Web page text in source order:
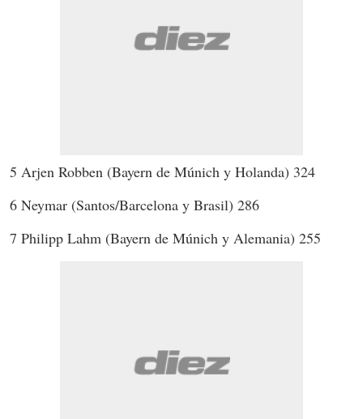
5 Arjen Robben (Bayern de Múnich y Holanda) 324
6 Neymar (Santos/Barcelona y Brasil) 286
7 Philipp Lahm (Bayern de Múnich y Alemania) 255